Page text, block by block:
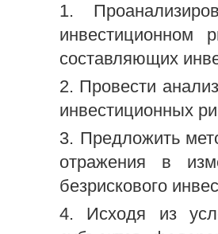
1.
инвестиционном
составляющих
2. Провести
инвестиционных
3. Предложить
отражения в
безрискового
4. Исходя из